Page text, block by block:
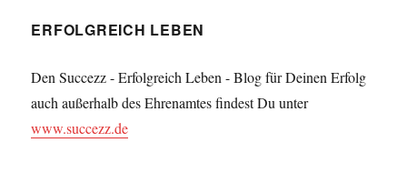
ERFOLGREICH LEBEN
Den Succezz - Erfolgreich Leben - Blog für Deinen Erfolg
auch außerhalb des Ehrenamtes findest Du unter
www.succezz.de